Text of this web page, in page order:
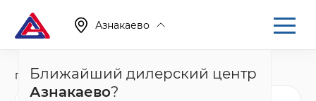
Азнакаево
Ближайший дилерский центр
Азнакаево?
Главная Каталог Новые автомобили Tiggo 9, I